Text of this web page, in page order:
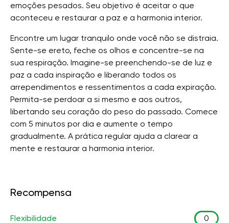
emoções pesados. Seu objetivo é aceitar o que
aconteceu e restaurar a paz e a harmonia interior.
Encontre um lugar tranquilo onde você não se distraia.
Sente-se ereto, feche os olhos e concentre-se na
sua respiração. Imagine-se preenchendo-se de luz e
paz a cada inspiração e liberando todos os
arrependimentos e ressentimentos a cada expiração.
Permita-se perdoar a si mesmo e aos outros,
libertando seu coração do peso do passado. Comece
com 5 minutos por dia e aumente o tempo
gradualmente. A prática regular ajuda a clarear a
mente e restaurar a harmonia interior.
Recompensa
Flexibilidade 0